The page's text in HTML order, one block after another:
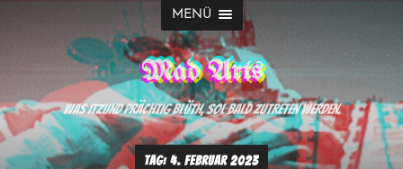
MENÜ
Mad Arts
Was itzund prächtig blüth, sol bald zutreten werden.
TAG:4. FEBRUAR 2023